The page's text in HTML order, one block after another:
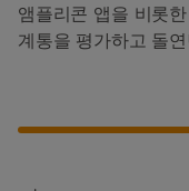
앰플리콘 앱을 비롯
계통을 평가하고 돌